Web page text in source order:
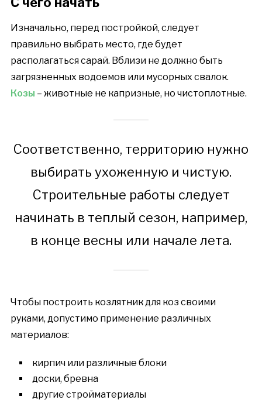
Изначально, перед постройкой, следует
правильно выбрать место, где будет
располагаться сарай. Вблизи не должно быть
загрязненных водоемов или мусорных свалок.
Козы – животные не капризные, но чистоплотные.
Соответственно, территорию нужно
выбирать ухоженную и чистую.
Строительные работы следует
начинать в теплый сезон, например,
в конце весны или начале лета.
Чтобы построить козлятник для коз своими
руками, допустимо применение различных
материалов:
кирпич или различные блоки
доски, бревна
другие стройматериалы